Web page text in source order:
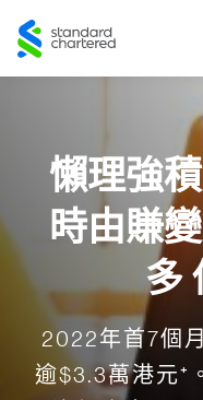
Standard
Chartered
懶理強
時由賺
多
2022年首7個
逾$3.3萬港元⁺